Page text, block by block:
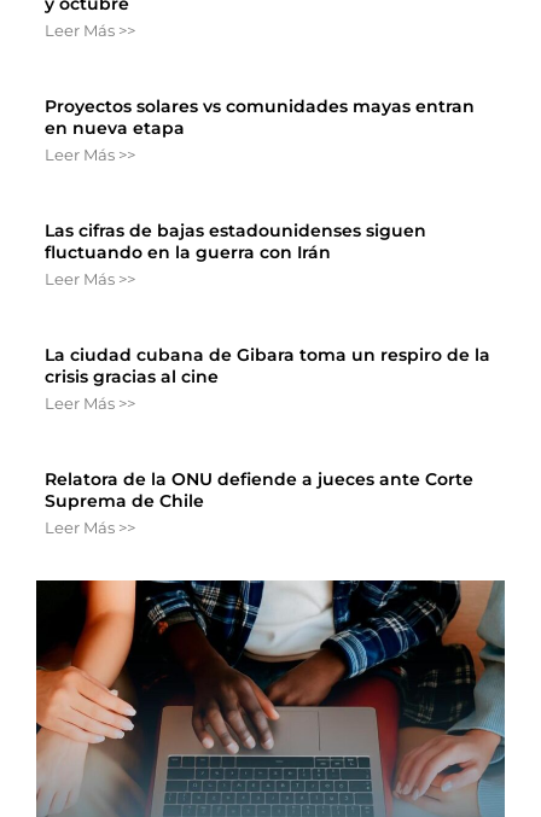
Leer Más >>
Proyectos solares vs comunidades mayas entran
en nueva etapa
Leer Más >>
Las cifras de bajas estadounidenses siguen
fluctuando en la guerra con Irán
Leer Más >>
La ciudad cubana de Gibara toma un respiro de la
crisis gracias al cine
Leer Más >>
Relatora de la ONU defiende a jueces ante Corte
Suprema de Chile
Leer Más >>